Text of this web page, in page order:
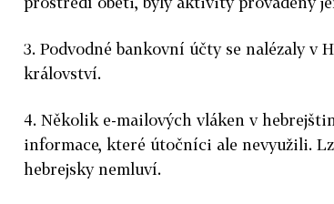
3. Podvodné bankovní účty se nalézaly v
království.
4. Několik e-mailových vláken v
informace, které útočníci ale nevyužili.
hebrejsky nemluví.